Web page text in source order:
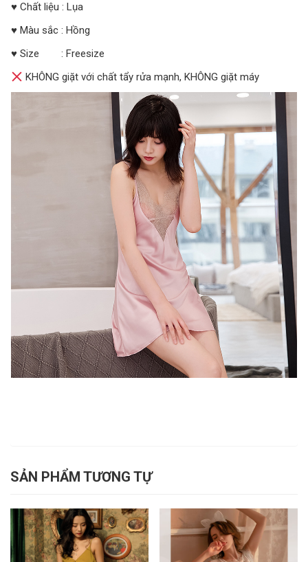
♥ Chất liệu : Lụa
♥ Màu sắc : Hồng
♥ Size : Freesize
KHÔNG giặt với chất tẩy rửa mạnh, KHÔNG giặt máy
SẢN PHẨM TƯƠNG TỰ